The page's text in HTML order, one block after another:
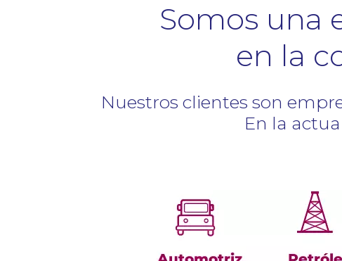
Somos una
en la
Nuestros clientes son
En la